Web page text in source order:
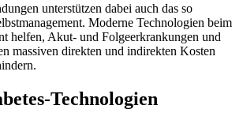
unterstützen dabei auch das so
Moderne Technologien beim
helfen, Akut- und Folgeerkrankungen und
massiven direkten und indirekten Kosten
Technologien